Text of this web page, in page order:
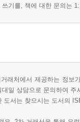
기를, 책에 대한 문의는
래처에서 제공하는 정
일 상담으로 문의하여 주
도서는 찾으시는 도서의